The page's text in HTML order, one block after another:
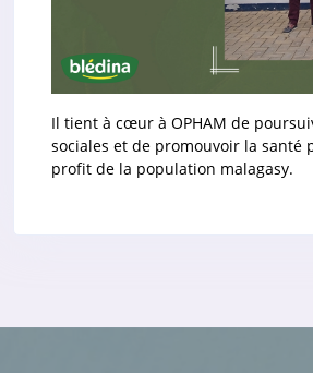
Il tient à cœur à OPHAM de
sociales et de promouvoir la santé
profit de la population malagasy.